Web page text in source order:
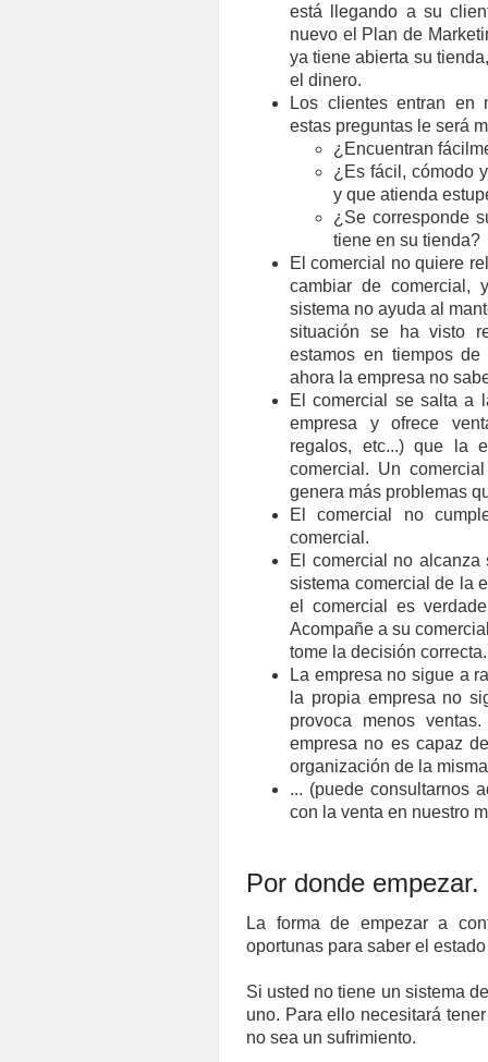
está llegando a su
nuevo el Plan de
ya tiene abierta su
el dinero.
Los clientes entran en
estas preguntas le será
¿Encuentran
¿Es fácil, cómodo
y que atienda
¿Se corresponde
tiene en su tienda?
El comercial no quiere
cambiar de comercial,
sistema no ayuda al
situación se ha visto
estamos en tiempos
ahora la empresa no
El comercial se salta a
empresa y ofrece
regalos, etc...) que la
comercial. Un
genera más problemas
El comercial no
comercial.
El comercial no
sistema comercial de la
el comercial es
Acompañe a su
tome la decisión correcta.
La empresa no sigue a
la propia empresa no
provoca menos
empresa no es capaz
organización de la
... (puede consultarnos
con la venta en nuestro
Por donde empezar.
La forma de empezar a
oportunas para saber el
Si usted no tiene un sistema
uno. Para ello necesitará
no sea un sufrimiento.